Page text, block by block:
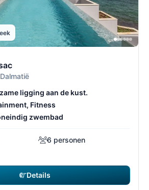
ligging aan de kust.
Fitness
zwembad
6 personen
Details